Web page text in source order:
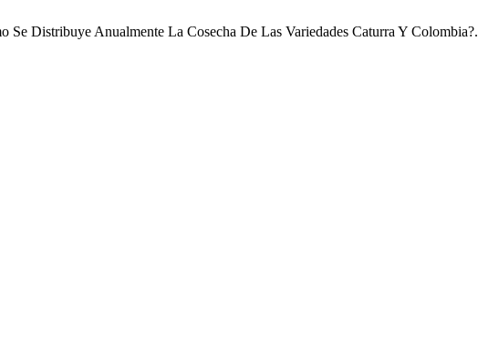
Distribuye Anualmente La Cosecha De Las Variedades Caturra Y Colombia?.